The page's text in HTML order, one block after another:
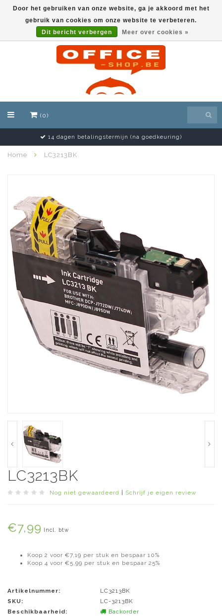
(0)
14 dagen betalingstermijn (na goedkeuring)
Home LC3213BK
LC3213BK
Nog niet gewaardeerd Schrijf je eigen review
€7,99 Incl. btw
Koop 2 voor €7,19 per stuk en bespaar 10%
Koop 4 voor €5,99 per stuk en bespaar 25%
Artikelnummer:
LC3213BK
SKU:
LC-3213BK
Beschikbaarheid:
Backorder
Door het gebruiken van onze website, ga je akkoord met het
gebruik van cookies om onze website te verbeteren.
Dit bericht verbergen
Meer over cookies »